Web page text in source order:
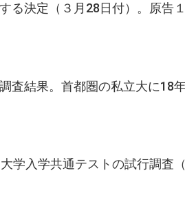
る決定（３月28日付）。原告
査結果。首都圏の私立大に18
学入学共通テストの試行調査